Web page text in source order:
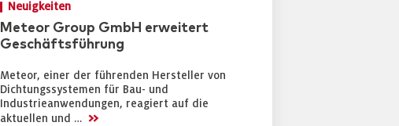
Neuigkeiten
Meteor Group GmbH erweitert
Geschäftsführung
Meteor, einer der führenden Hersteller von
Dichtungssystemen für Bau- und
Industrieanwendungen, reagiert auf die
aktuellen und … >>